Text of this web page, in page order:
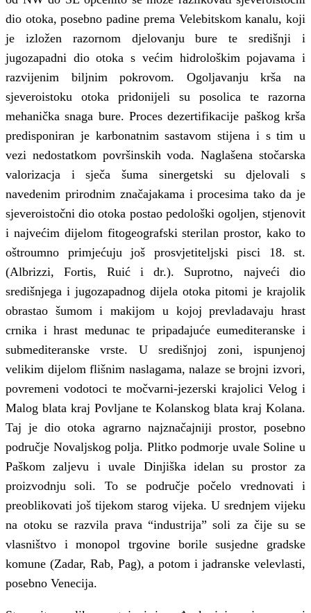
dio otoka, posebno padine prema Velebitskom kanalu, koji
je izložen razornom djelovanju bure te središnji i
jugozapadni dio otoka s većim hidrološkim pojavama i
razvijenim biljnim pokrovom. Ogoljavanju krša na
sjeveroistoku otoka pridonijeli su posolica te razorna
mehanička snaga bure. Proces dezertifikacije paškog krša
predisponiran je karbonatnim sastavom stijena i s tim u
vezi nedostatkom površinskih voda. Naglašena stočarska
valorizacja i sječa šuma sinergetski su djelovali s
navedenim prirodnim značajakama i procesima tako da je
sjeveroistočni dio otoka postao pedološki ogoljen, stjenovit
i najvećim dijelom fitogeografski sterilan prostor, kako to
oštroumno primjećuju još prosvjetiteljski pisci 18. st.
(Albrizzi, Fortis, Ruić i dr.). Suprotno, najveći dio
središnjega i jugozapadnog dijela otoka pitomi je krajolik
obrastao šumom i makijom u kojoj prevladavaju hrast
crnika i hrast medunac te pripadajuće eumediteranske i
submediteranske vrste. U središnjoj zoni, ispunjenoj
velikim dijelom flišnim naslagama, nalaze se brojni izvori,
povremeni vodotoci te močvarni-jezerski krajolici Velog i
Malog blata kraj Povljane te Kolanskog blata kraj Kolana.
Taj je dio otoka agrarno najznačajniji prostor, posebno
područje Novaljskog polja. Plitko podmorje uvale Soline u
Paškom zaljevu i uvale Dinjiška idelan su prostor za
proizvodnju soli. To se područje počelo vrednovati i
preoblikovati još tijekom starog vijeka. U srednjem vijeku
na otoku se razvila prava “industrija” soli za čije su se
vlasništvo i monopol trgovine borile susjedne gradske
komune (Zadar, Rab, Pag), a potom i jadranske velevlasti,
posebno Venecija.